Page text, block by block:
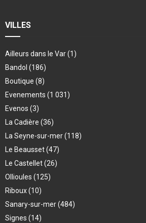
VILLES
Ailleurs dans le Var(1)
Bandol (186)
Boutique (8)
Evenements (1 031)
Evenos (3)
La Cadière (36)
La Seyne-sur-mer(118)
Le Beausset(47)
Le Castellet(26)
Ollioules (125)
Riboux(10)
Sanary-sur-mer(484)
Signes (14)